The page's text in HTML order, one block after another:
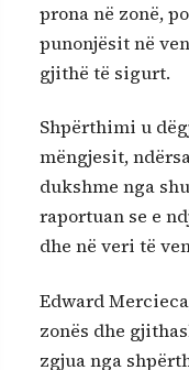
prona në zonë,
punonjësit në
gjithë të sigurt.
Shpërthimi u
mëngjesit,
dukshme nga
raportuan se e
dhe në veri të
Edward
zonës dhe
zgjua nga